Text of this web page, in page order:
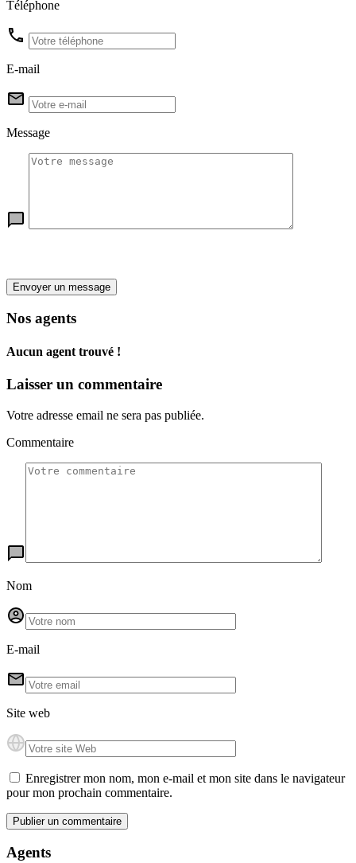
Téléphone
E-mail
Message
Envoyer un message
Nos agents
Aucun agent trouvé !
Laisser un commentaire
Votre adresse email ne sera pas publiée.
Commentaire
Nom
E-mail
Site web
Enregistrer mon nom, mon e-mail et mon site dans le navigateur
pour mon prochain commentaire.
Agents